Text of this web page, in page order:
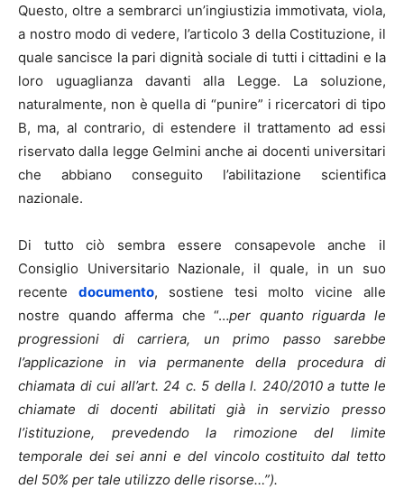
Questo, oltre a sembrarci un’ingiustizia immotivata, viola,
a nostro modo di vedere, l’articolo 3 della Costituzione, il
quale sancisce la pari dignità sociale di tutti i cittadini e la
loro uguaglianza davanti alla Legge. La soluzione,
naturalmente, non è quella di “punire” i ricercatori di tipo
B, ma, al contrario, di estendere il trattamento ad essi
riservato dalla legge Gelmini anche ai docenti universitari
che abbiano conseguito l’abilitazione scientifica
nazionale.
Di tutto ciò sembra essere consapevole anche il
Consiglio Universitario Nazionale, il quale, in un suo
recente documento, sostiene tesi molto vicine alle
nostre quando afferma che “…per quanto riguarda le
progressioni di carriera, un primo passo sarebbe
l’applicazione in via permanente della procedura di
chiamata di cui all’art. 24 c. 5 della l. 240/2010 a tutte le
chiamate di docenti abilitati già in servizio presso
l’istituzione, prevedendo la rimozione del limite
temporale dei sei anni e del vincolo costituito dal tetto
del 50% per tale utilizzo delle risorse…”).